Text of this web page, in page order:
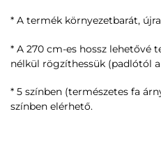
* A termék környezetbarát,
* A 270 cm-es hossz lehetővé
nélkül rögzíthessük (padlótól
* 5 színben (természetes fa
színben elérhető.